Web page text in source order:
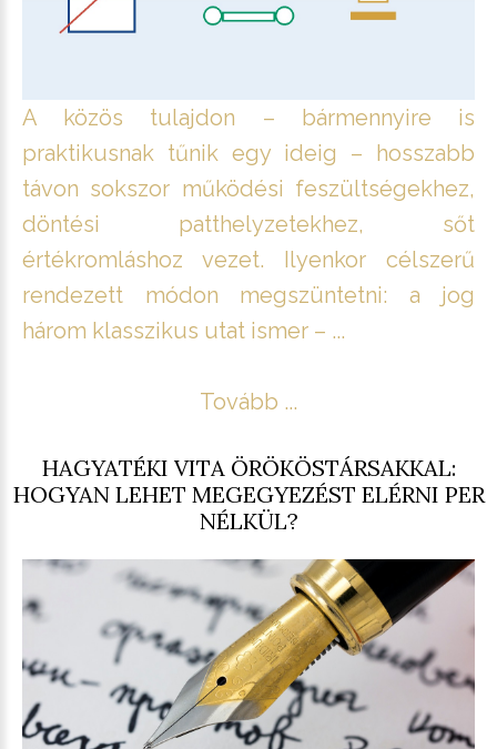
A közös tulajdon – bármennyire is
praktikusnak tűnik egy ideig – hosszabb
távon sokszor működési feszültségekhez,
döntési patthelyzetekhez, sőt
értékromláshoz vezet. Ilyenkor célszerű
rendezett módon megszüntetni: a jog
három klasszikus utat ismer – ...
Tovább ...
HAGYATÉKI VITA ÖRÖKÖSTÁRSAKKAL:
HOGYAN LEHET MEGEGYEZÉST ELÉRNI PER
NÉLKÜL?